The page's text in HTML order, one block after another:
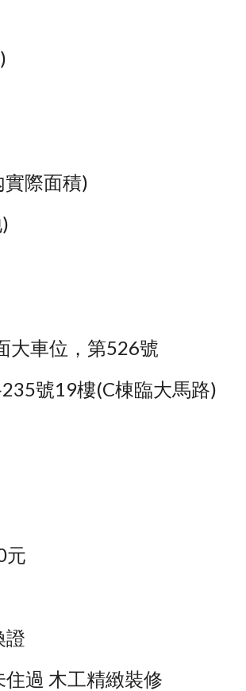
際面積)
大車位，第526號
號19樓(C棟臨大馬路)
元
證
過 木工精緻裝修